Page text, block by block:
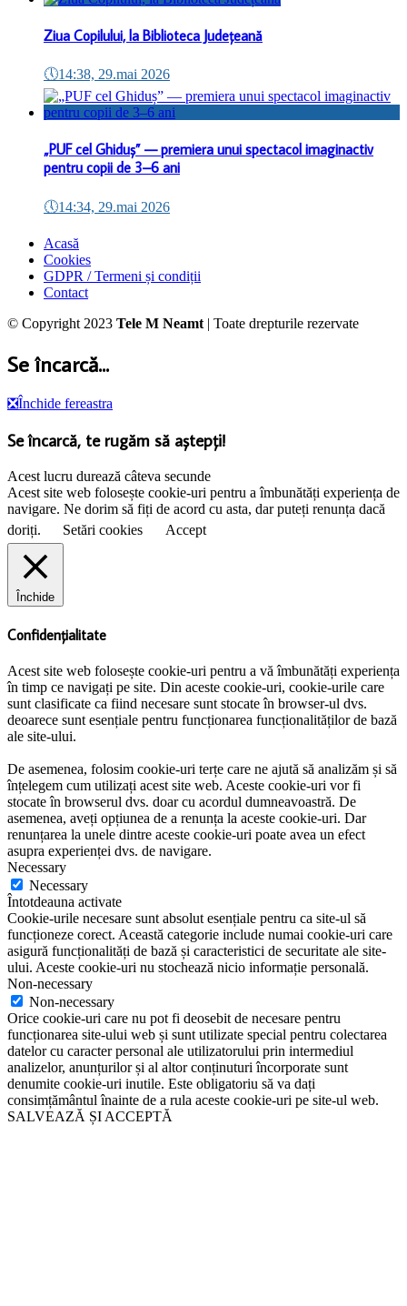
Ziua Copilului, la Biblioteca Județeană
🕔14:38, 29.mai 2026
„PUF cel Ghiduș” — premiera unui spectacol imaginactiv
pentru copii de 3–6 ani
🕔14:34, 29.mai 2026
Acasă
Cookies
GDPR / Termeni și condiții
Contact
© Copyright 2023 Tele M Neamt | Toate drepturile rezervate
Se încarcă...
❎Închide fereastra
Se încarcă, te rugăm să aștepți!
Acest lucru durează câteva secunde
Acest site web folosește cookie-uri pentru a îmbunătăți experiența de
navigare. Ne dorim să fiți de acord cu asta, dar puteți renunța dacă
doriți.
Setări cookies Accept
Închide
Confidențialitate
Acest site web folosește cookie-uri pentru a vă îmbunătăți experiența
în timp ce navigați pe site. Din aceste cookie-uri, cookie-urile care
sunt clasificate ca fiind necesare sunt stocate în browser-ul dvs.
deoarece sunt esențiale pentru funcționarea funcționalităților de bază
ale site-ului.
De asemenea, folosim cookie-uri terțe care ne ajută să analizăm și să
înțelegem cum utilizați acest site web. Aceste cookie-uri vor fi
stocate în browserul dvs. doar cu acordul dumneavoastră. De
asemenea, aveți opțiunea de a renunța la aceste cookie-uri. Dar
renunțarea la unele dintre aceste cookie-uri poate avea un efect
asupra experienței dvs. de navigare.
Necessary
Necessary
Întotdeauna activate
Cookie-urile necesare sunt absolut esențiale pentru ca site-ul să
funcționeze corect. Această categorie include numai cookie-uri care
asigură funcționalități de bază și caracteristici de securitate ale site-
ului. Aceste cookie-uri nu stochează nicio informație personală.
Non-necessary
Non-necessary
Orice cookie-uri care nu pot fi deosebit de necesare pentru
funcționarea site-ului web și sunt utilizate special pentru colectarea
datelor cu caracter personal ale utilizatorului prin intermediul
analizelor, anunțurilor și al altor conținuturi încorporate sunt
denumite cookie-uri inutile. Este obligatoriu să va dați
consimțământul înainte de a rula aceste cookie-uri pe site-ul web.
SALVEAZĂ ȘI ACCEPTĂ